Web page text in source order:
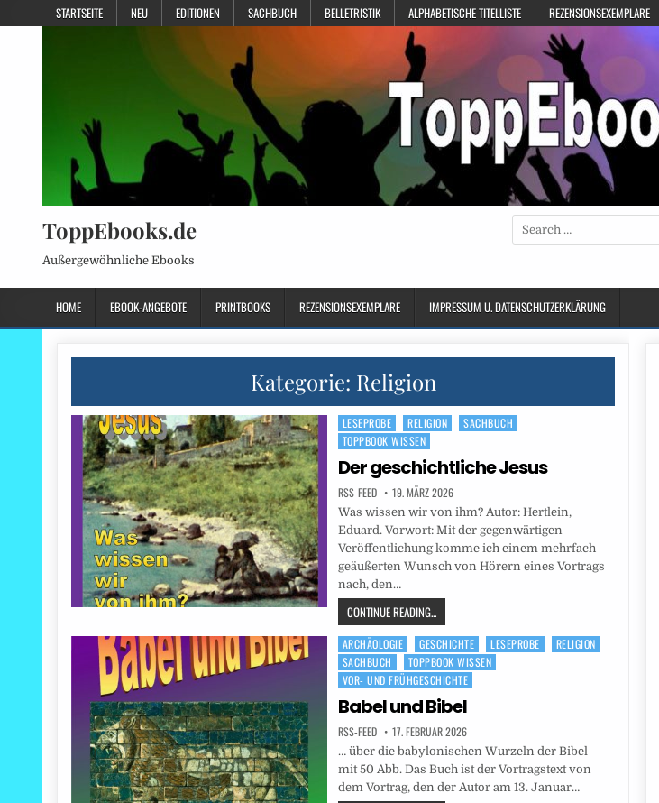
STARTSEITE NEU EDITIONEN SACHBUCH BELLETRISTIK ALPHABETISCHE TITELLISTE REZENSIONSEXEMPLARE
ToppEbooks.de
Außergewöhnliche Ebooks
Search
for:
HOME EBOOK-ANGEBOTE PRINTBOOKS REZENSIONSEXEMPLARE IMPRESSUM U. DATENSCHUTZERKLÄRUNG
Kategorie: Religion
Posted
in
LESEPROBE RELIGION
SACHBUCH
TOPPBOOK WISSEN
Der geschichtliche Jesus
RSS-FEED 19. MÄRZ 2026
Was wissen wir von ihm? Autor: Hertlein,
Eduard. Vorwort: Mit der gegenwärtigen
Veröffentlichung komme ich einem mehrfach
geäußerten Wunsch von Hörern eines Vortrags
nach, den…
CONTINUE READING...
Posted
in
ARCHÄOLOGIE GESCHICHTE LESEPROBE
RELIGION
SACHBUCH
TOPPBOOK WISSEN
VOR- UND FRÜHGESCHICHTE
Babel und Bibel
RSS-FEED 17. FEBRUAR 2026
… über die babylonischen Wurzeln der Bibel –
mit 50 Abb. Das Buch ist der Vortragstext von
dem Vortrag, den der Autor am 13. Januar…